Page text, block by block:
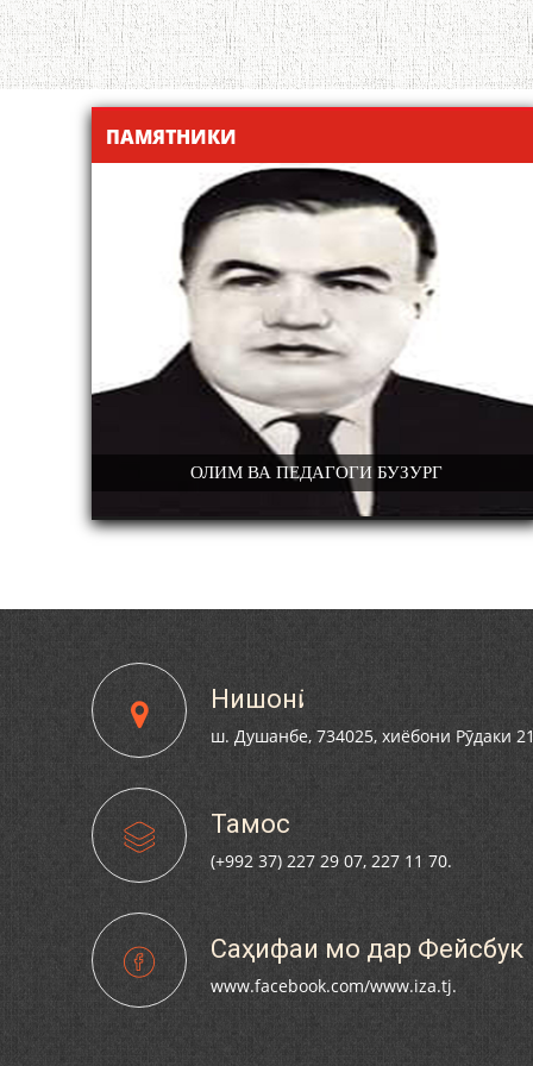
ПАМЯТНИКИ
РАҲИМ ҲОШИМ
«ШОҲНОМА»-И ФИРДАВСӢ-
ОСОРИ АДАБИИ ЗАБОНИ ТОҶИКӢ
ДАР ДУШАНБЕ
Нишонӣ
ш. Душанбе, 734025, хиёбони Рӯдаки 21
Тамос
(+992 37) 227 29 07, 227 11 70.
Саҳифаи мо дар Фейсбук
www.facebook.com/www.iza.tj.